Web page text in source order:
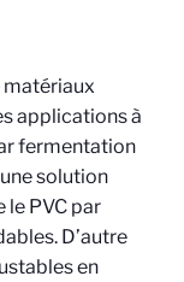
matériaux
applications à
fermentation
solution
PVC par
D’autre
en